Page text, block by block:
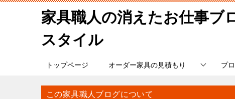
家具職人の消えたお仕事ブ
スタイル
トップページ オーダー家具の見積もり プ
この家具職人ブログについて